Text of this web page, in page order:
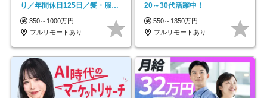
り／年間休日125日／髪・服・
ネイル自由／副業OK
350～1000万円
フルリモートあり
20～30代活躍中！
550～1350万円
フルリモートあり